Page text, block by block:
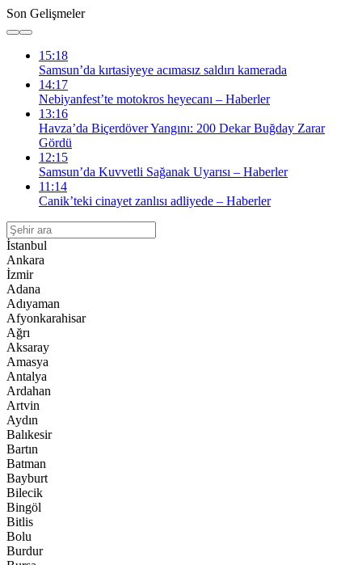
Son Gelişmeler
15:18
Samsun’da kırtasiyeye acımasız saldırı kamerada
14:17
Nebiyanfest’te motokros heyecanı – Haberler
13:16
Havza’da Biçerdöver Yangını: 200 Dekar Buğday Zarar
Gördü
12:15
Samsun’da Kuvvetli Sağanak Uyarısı – Haberler
11:14
Canik’teki cinayet zanlısı adliyede – Haberler
İstanbul
Ankara
İzmir
Adana
Adıyaman
Afyonkarahisar
Ağrı
Aksaray
Amasya
Antalya
Ardahan
Artvin
Aydın
Balıkesir
Bartın
Batman
Bayburt
Bilecik
Bingöl
Bitlis
Bolu
Burdur